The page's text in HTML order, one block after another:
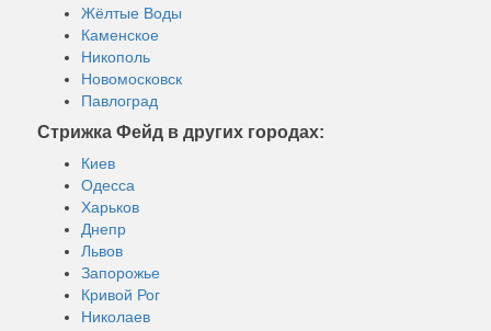
Жёлтые Воды
Каменское
Никополь
Новомосковск
Павлоград
Стрижка Фейд в других городах:
Киев
Одесса
Харьков
Днепр
Львов
Запорожье
Кривой Рог
Николаев